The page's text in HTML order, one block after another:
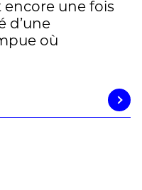
une fois
d’une
où